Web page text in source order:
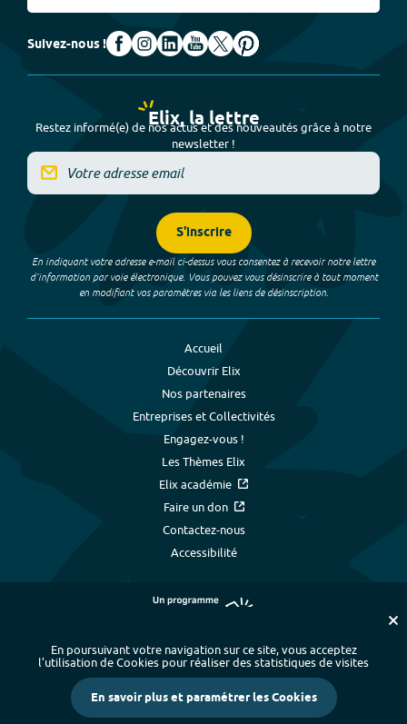
Suivez-nous !
Elix, la lettre
Restez informé(e) de nos actus et des nouveautés grâce à notre
newsletter !
S'inscrire
En indiquant votre adresse e-mail ci-dessus vous consentez à recevoir notre lettre
d’information par voie électronique. Vous pouvez vous désinscrire à tout moment
en modifiant vos paramètres via les liens de désinscription.
Accueil
Découvrir Elix
Nos partenaires
Entreprises et Collectivités
Engagez-vous !
Les Thèmes Elix
Elix académie
Faire un don
Contactez-nous
Accessibilité
Plan du site - Index alphabétique
-
Mentions légales et données personnelles
- Paramétrer les cookies
Crédits
En poursuivant votre navigation sur ce site, vous acceptez
l’utilisation de Cookies pour réaliser des statistiques de visites
En savoir plus et paramétrer les Cookies